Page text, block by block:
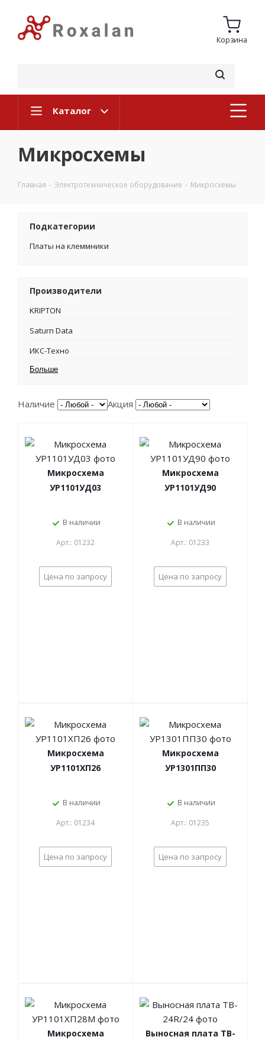
Корзина
Каталог
Микросхемы
Главная - Электротехническое оборудование - Микросхемы
Подкатегории
Платы на клеммники
Производители
KRIPTON
Saturn Data
ИКС-Техно
Больше
Наличие Акция
Микросхема
УР1101УД03
В наличии
Арт.: 01232
Цена по запросу
Микросхема
УР1101УД90
В наличии
Арт.: 01233
Цена по запросу
Микросхема
УР1101ХП26
В наличии
Арт.: 01234
Цена по запросу
Микросхема
УР1301ПП30
В наличии
Арт.: 01235
Цена по запросу
Микросхема
Выносная плата TB-